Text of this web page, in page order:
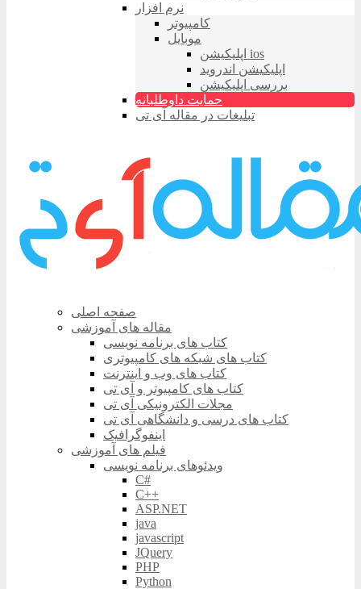
نرم افزار
کامپیوتر
موبایل
اپلیکیشن ios
اپلیکیشن اندروید
بررسی اپلیکیشن
حمایت داوطلبانه
تبلیغات در مقاله آی تی
صفحه اصلی
مقاله های آموزشی
کتاب های برنامه نویسی
کتاب های شبکه های کامپیوتری
کتاب های وب و اینترنت
کتاب های کامپیوتر و آی تی
مجلات الکترونیکی آی تی
کتاب های درسی و دانشگاهی آی تی
اینفوگرافیک
فیلم های آموزشی
ویدئوهای برنامه نویسی
C#
C++
ASP.NET
java
javascript
JQuery
PHP
Python